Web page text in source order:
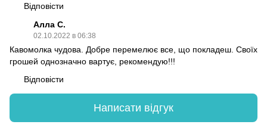
Відповісти
Алла С.
02.10.2022 в 06:38
Кавомолка чудова. Добре перемелює все, що покладеш. Своїх
грошей однозначно вартує, рекомендую!!!
Відповісти
Написати відгук